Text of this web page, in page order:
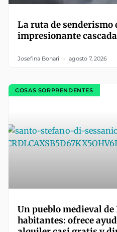
La ruta de senderismo
impresionante
Josefina Bonari agosto 7, 2026
COSAS SORPRENDENTES
Un pueblo medieval
habitantes: ofrece